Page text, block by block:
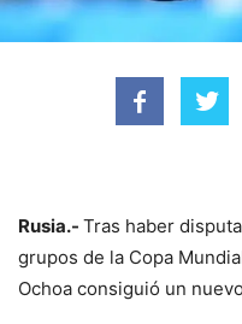
Rusia.- Tras haber
grupos de la Copa
Ochoa consiguió un